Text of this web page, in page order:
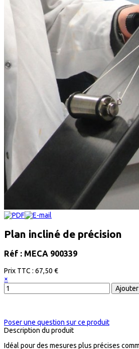
Plan incliné de précision
Réf : MECA 900339
Prix ​​TTC : 67,50 €
×
Poser une question sur ce produit
Description du produit
Idéal pour des mesures plus précises